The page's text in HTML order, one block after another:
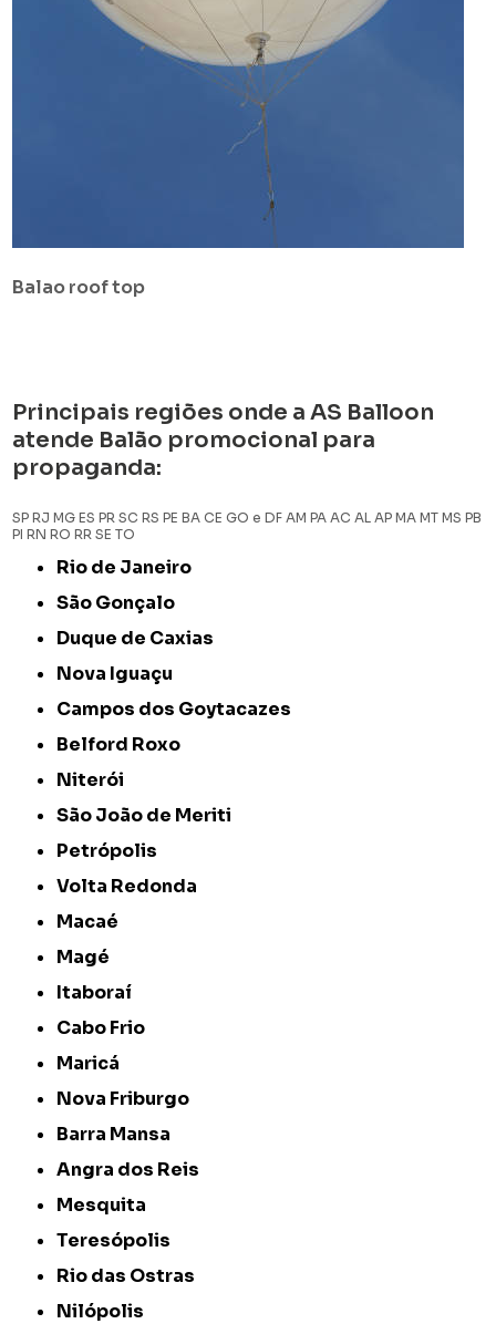
Balao roof top
Principais regiões onde a AS Balloon
atende Balão promocional para
propaganda:
SP RJ MG ES PR SC RS PE BA CE GO e DF AM PA AC AL AP MA MT MS PB
PI RN RO RR SE TO
Rio de Janeiro
São Gonçalo
Duque de Caxias
Nova Iguaçu
Campos dos Goytacazes
Belford Roxo
Niterói
São João de Meriti
Petrópolis
Volta Redonda
Macaé
Magé
Itaboraí
Cabo Frio
Maricá
Nova Friburgo
Barra Mansa
Angra dos Reis
Mesquita
Teresópolis
Rio das Ostras
Nilópolis